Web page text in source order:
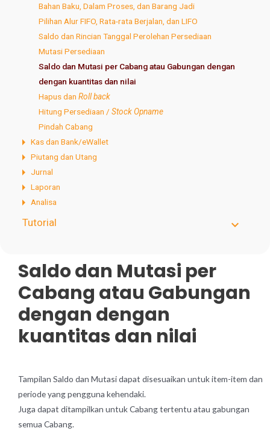
Bahan Baku, Dalam Proses, dan Barang Jadi
Pilihan Alur FIFO, Rata-rata Berjalan, dan LIFO
Saldo dan Rincian Tanggal Perolehan Persediaan
Mutasi Persediaan
Saldo dan Mutasi per Cabang atau Gabungan dengan
dengan kuantitas dan nilai
Hapus danRoll back
Hitung Persediaan /Stock Opname
Pindah Cabang
Kas dan Bank/eWallet
Piutang dan Utang
Jurnal
Laporan
Analisa
Tutorial
Saldo dan Mutasi per
Cabang atau Gabungan
dengan dengan
kuantitas dan nilai
Tampilan Saldo dan Mutasi dapat disesuaikan untuk item-item dan
periode yang pengguna kehendaki.
Juga dapat ditampilkan untuk Cabang tertentu atau gabungan
semua Cabang.